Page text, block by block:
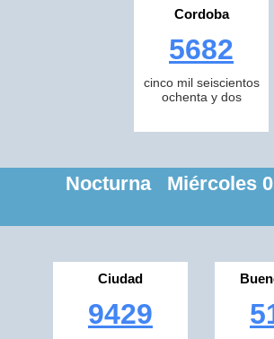
Cordoba
5682
cinco mil seiscientos
ochenta y dos
Nocturna Miércoles
Ciudad
9429